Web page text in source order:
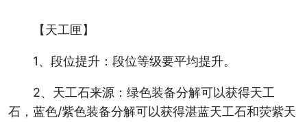
【天工匣】
1、段位提升：段位等级要平均提升。
2、天工石来源：绿色装备分解可以获得天工
石，蓝色/紫色装备分解可以获得湛蓝天工石和荧紫天